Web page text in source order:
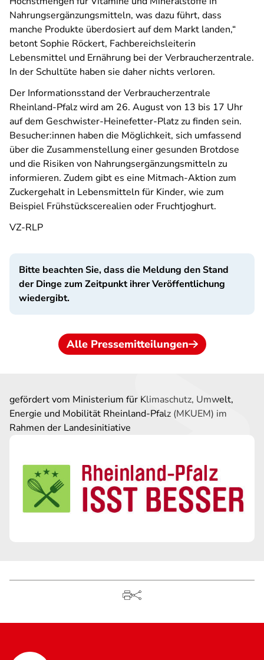
Nahrungsergänzungsmitteln, was dazu führt, dass
manche Produkte überdosiert auf dem Markt landen,“
betont Sophie Röckert, Fachbereichsleiterin
Lebensmittel und Ernährung bei der Verbraucherzentrale.
In der Schultüte haben sie daher nichts verloren.
Der Informationsstand der Verbraucherzentrale
Rheinland-Pfalz wird am 26. August von 13 bis 17 Uhr
auf dem Geschwister-Heinefetter-Platz zu finden sein.
Besucher:innen haben die Möglichkeit, sich umfassend
über die Zusammenstellung einer gesunden Brotdose
und die Risiken von Nahrungsergänzungsmitteln zu
informieren. Zudem gibt es eine Mitmach-Aktion zum
Zuckergehalt in Lebensmitteln für Kinder, wie zum
Beispiel Frühstückscerealien oder Fruchtjoghurt.
VZ-RLP
Bitte beachten Sie, dass die Meldung den Stand
der Dinge zum Zeitpunkt ihrer Veröffentlichung
wiedergibt.
Alle Pressemitteilungen
gefördert vom Ministerium für Klimaschutz, Umwelt,
Energie und Mobilität Rheinland-Pfalz (MKUEM) im
Rahmen der Landesinitiative